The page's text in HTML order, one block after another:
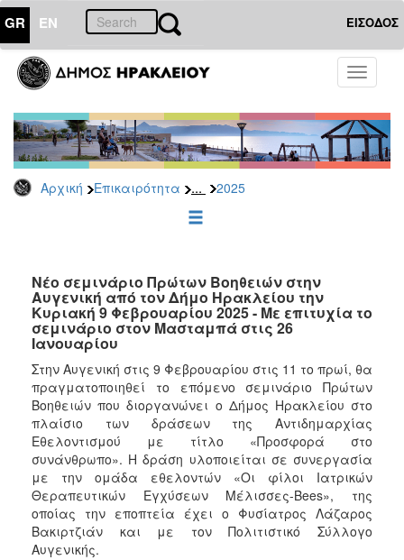
GR EN ΕΙΣΟΔΟΣ
Toggle
Αρχική Επικαιρότητα ... 2025
ΕΠΙΚΑΙΡΟΤΗΤΑ
Τύπου
Αρχείο
2026
2025
2022
2021
2020
2018
2017
2016
2015
2013
2012
2011
Νέο σεμινάριο Πρώτων Βοηθειών στην
Αυγενική από τον Δήμο Ηρακλείου την
Κυριακή 9 Φεβρουαρίου 2025 - Με επιτυχία το
σεμινάριο στον Μασταμπά στις 26
Ιανουαρίου
Στην Αυγενική στις 9 Φεβρουαρίου στις 11 το πρωί, θα
πραγματοποιηθεί το επόμενο σεμινάριο Πρώτων
Βοηθειών που διοργανώνει ο Δήμος Ηρακλείου στο
πλαίσιο των δράσεων της Αντιδημαρχίας
Εθελοντισμού με τίτλο «Προσφορά στο
συνάνθρωπο». Η δράση υλοποιείται σε συνεργασία
με την ομάδα εθελοντών «Οι φίλοι Ιατρικών
Θεραπευτικών Εγχύσεων Μέλισσες-Bees», της
οποίας την εποπτεία έχει ο Φυσίατρος Λάζαρος
Βακιρτζιάν και με τον Πολιτιστικό Σύλλογο
Αυγενικής.